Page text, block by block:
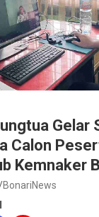
Gelar
Calon
Kemnaker
BonariNews